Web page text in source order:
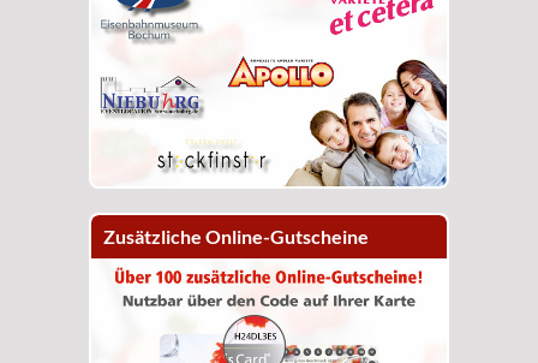
Zusätzliche Online-Gutscheine